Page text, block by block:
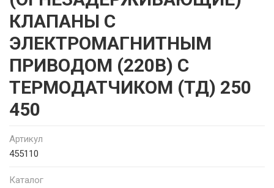
КЛАПАНЫ С
ЭЛЕКТРОМАГНИТНЫМ
ПРИВОДОМ (220В) С
ТЕРМОДАТЧИКОМ (ТД) 250
450
Артикул
455110
Каталог